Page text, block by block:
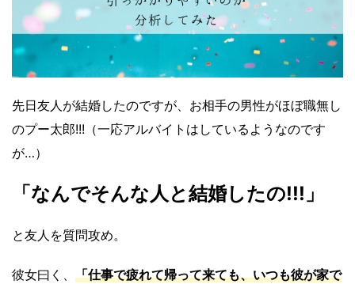
先日友人が結婚したのですが、お相手の男性がほぼ職無し
のプー太郎!!!（一応アルバイトはしているようなのです
が…）
「なんでそんな人と結婚したの!!!」
と友人を質問攻め。
彼女曰く、 「仕事で疲れて帰って来ても、いつも彼が家で